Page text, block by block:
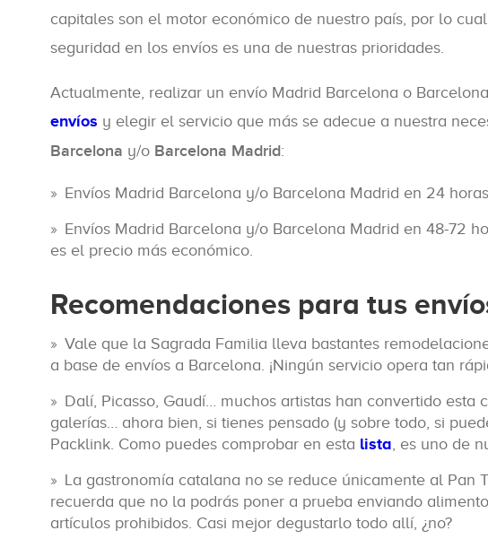
capitales son el motor económico de nuestro país, por lo
seguridad en los envíos es una de nuestras prioridades.
Actualmente, realizar un envío Madrid Barcelona o
envíos y elegir el servicio que más se adecue a nuestra
Barcelona y/o Barcelona Madrid:
Envíos Madrid Barcelona y/o Barcelona Madrid en 24
Envíos Madrid Barcelona y/o Barcelona Madrid en 48-72
es el precio más económico.
Recomendaciones para tus
Vale que la Sagrada Familia lleva bastantes
a base de envíos a Barcelona. ¡Ningún servicio opera tan
Dalí, Picasso, Gaudí… muchos artistas han convertido
galerías… ahora bien, si tienes pensado (y sobre todo, si
Packlink. Como puedes comprobar en esta lista, es uno de
La gastronomía catalana no se reduce únicamente al Pan
recuerda que no la podrás poner a prueba enviando
artículos prohibidos. Casi mejor degustarlo todo allí, ¿no?